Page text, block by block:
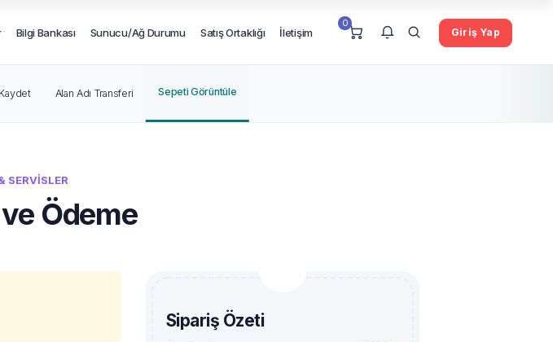
Bilgi Bankası Sunucu/Ağ Durumu Satış Ortaklığı İletişim
0
Giriş Yap
Alan Adı Transferi Sepeti Görüntüle
SERVISLER
Ödeme
Sipariş Özeti